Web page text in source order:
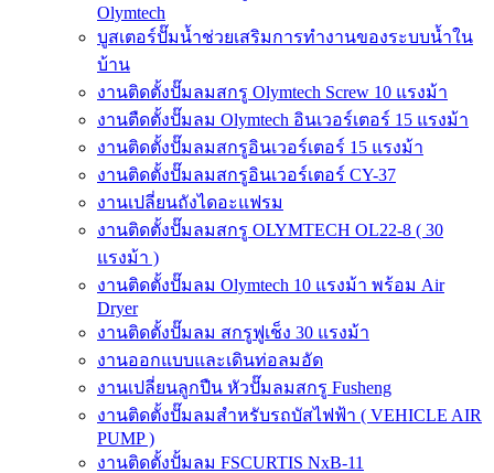
Olymtech
บูสเตอร์ปั๊มน้ำช่วยเสริมการทำงานของระบบน้ำใน
บ้าน
งานติดตั้งปั๊มลมสกรู Olymtech Screw 10 แรงม้า
งานตืดตั้งปั๊มลม Olymtech อินเวอร์เตอร์ 15 แรงม้า
งานติดตั้งปั๊มลมสกรูอินเวอร์เตอร์ 15 แรงม้า
งานติดตั้งปั๊มลมสกรูอินเวอร์เตอร์ CY-37
งานเปลี่ยนถังไดอะแฟรม
งานติดตั้งปั๊มลมสกรู OLYMTECH OL22-8 ( 30
แรงม้า )
งานติดตั้งปั๊มลม Olymtech 10 แรงม้า พร้อม Air
Dryer
งานติดตั้งปั๊มลม สกรูฟูเช็ง 30 แรงม้า
งานออกแบบและเดินท่อลมอัด
งานเปลี่ยนลูกปืน หัวปั๊มลมสกรู Fusheng
งานติดตั้งปั๊มลมสำหรับรถบัสไฟฟ้า ( VEHICLE AIR
PUMP )
งานติดตั้งปั้มลม FSCURTIS NxB-11